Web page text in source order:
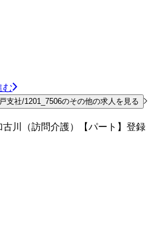
む
社/1201_7506のその他の求人を見る
古川（訪問介護）【パート】登録